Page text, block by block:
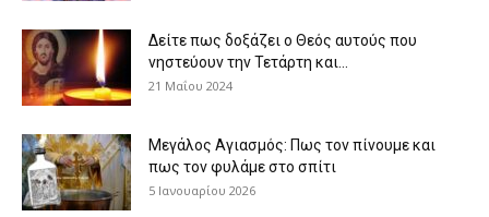
Δείτε πως δοξάζει ο Θεός αυτούς που
νηστεύουν την Τετάρτη και...
21 Μαΐου 2024
Μεγάλος Αγιασμός: Πως τον πίνουμε και
πως τον φυλάμε στο σπίτι
5 Ιανουαρίου 2026